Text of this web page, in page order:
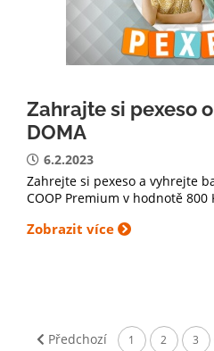
Zahrajte si pexeso
DOMA
6.2.2023
Zahrejte si pexeso a vyhrejte
COOP Premium v hodnotě 800
Zobrazit více
Předchozí 1 2 3